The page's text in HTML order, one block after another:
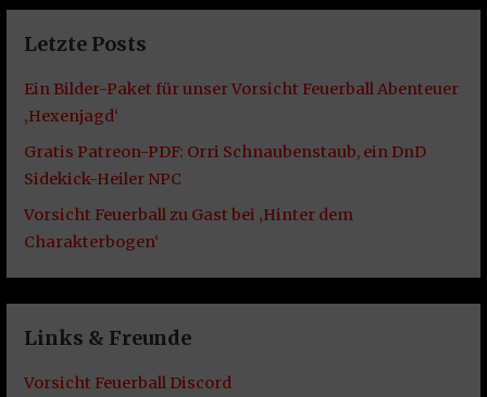
Letzte Posts
Ein Bilder-Paket für unser Vorsicht Feuerball Abenteuer
‚Hexenjagd‘
Gratis Patreon-PDF: Orri Schnaubenstaub, ein DnD
Sidekick-Heiler NPC
Vorsicht Feuerball zu Gast bei ‚Hinter dem
Charakterbogen‘
Links & Freunde
Vorsicht Feuerball Discord